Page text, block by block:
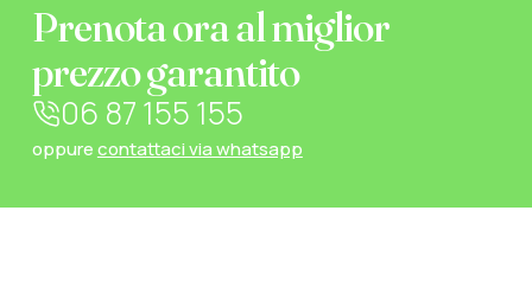
Prenota ora al miglior
prezzo garantito
06 87 155 155
oppurecontattaci via whatsapp